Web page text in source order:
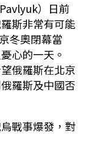
）日前
斯非常有可能
冬奧閉幕當
心的一天。
俄羅斯在北京
羅斯及中國否
戰事爆發，對